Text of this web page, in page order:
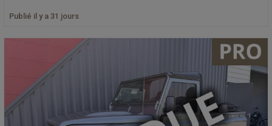
Publié il y a 31 jours